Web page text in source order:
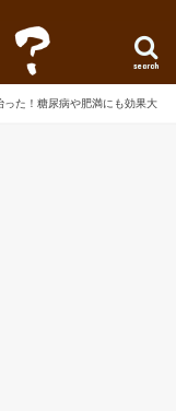
search
た！糖尿病や肥満にも効果大